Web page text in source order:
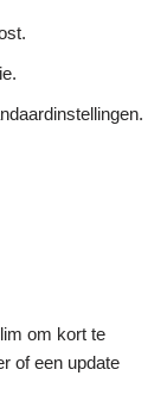
om kort te
of een update